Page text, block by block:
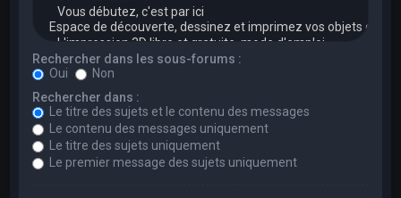
Rechercher dans les sous-forums :
Oui
Non
Rechercher dans :
Le titre des sujets et le contenu des messages
Le contenu des messages uniquement
Le titre des sujets uniquement
Le premier message des sujets uniquement